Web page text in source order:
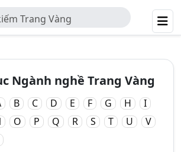
Trang Vàng
Ngành nghề Trang Vàng
B C D E F G H
I
O P Q R S T U
V